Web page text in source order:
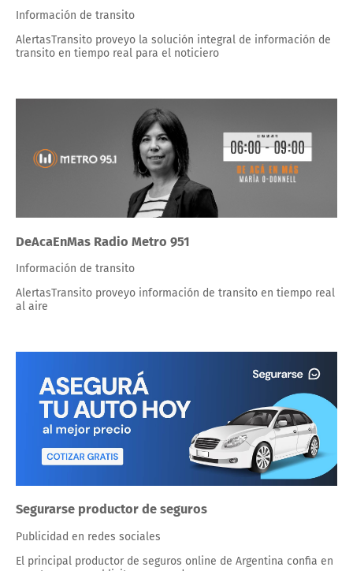
Información de transito
AlertasTransito proveyo la solución integral de información de
transito en tiempo real para el noticiero
DeAcaEnMas Radio Metro 951
Información de transito
AlertasTransito proveyo información de transito en tiempo real
al aire
Segurarse productor de seguros
Publicidad en redes sociales
El principal productor de seguros online de Argentina confia en